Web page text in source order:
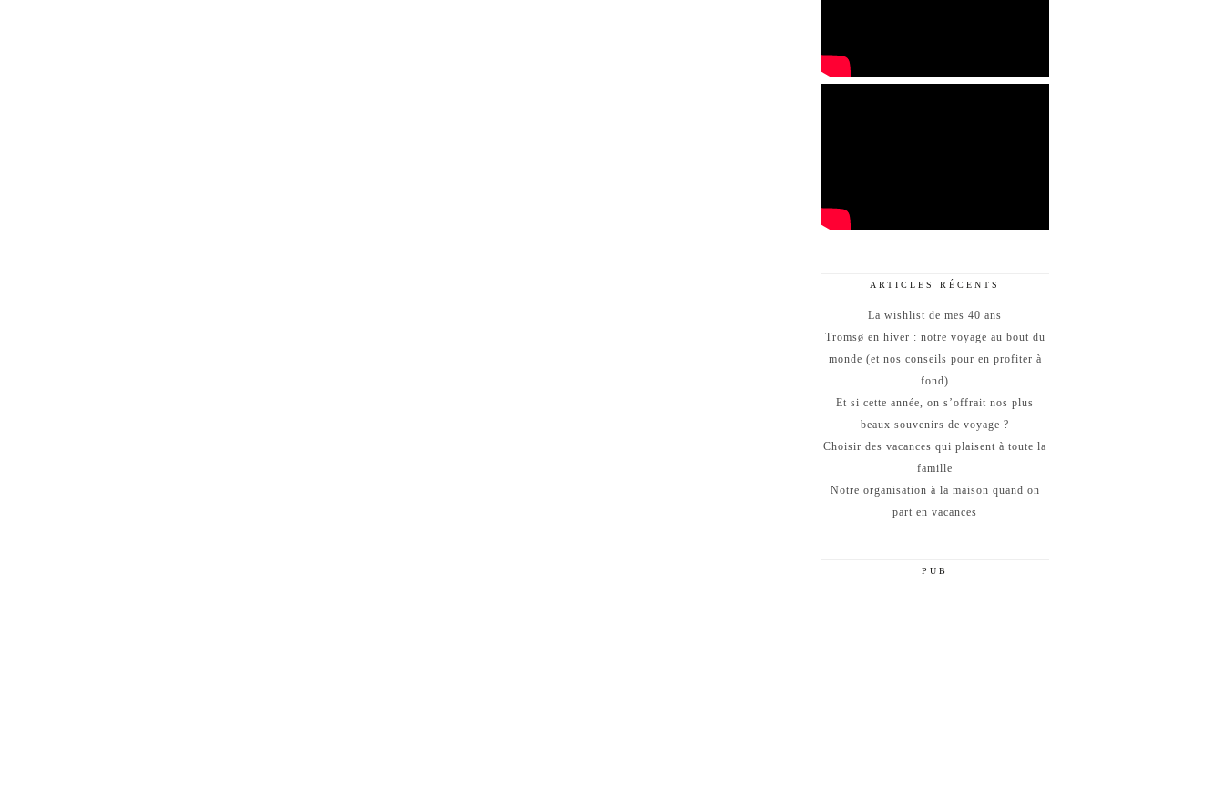
ARTICLES RÉCENTS
La wishlist de mes 40 ans
Tromsø en hiver : notre voyage au bout du
monde (et nos conseils pour en profiter à
fond)
Et si cette année, on s’offrait nos plus
beaux souvenirs de voyage ?
Choisir des vacances qui plaisent à toute la
famille
Notre organisation à la maison quand on
part en vacances
PUB